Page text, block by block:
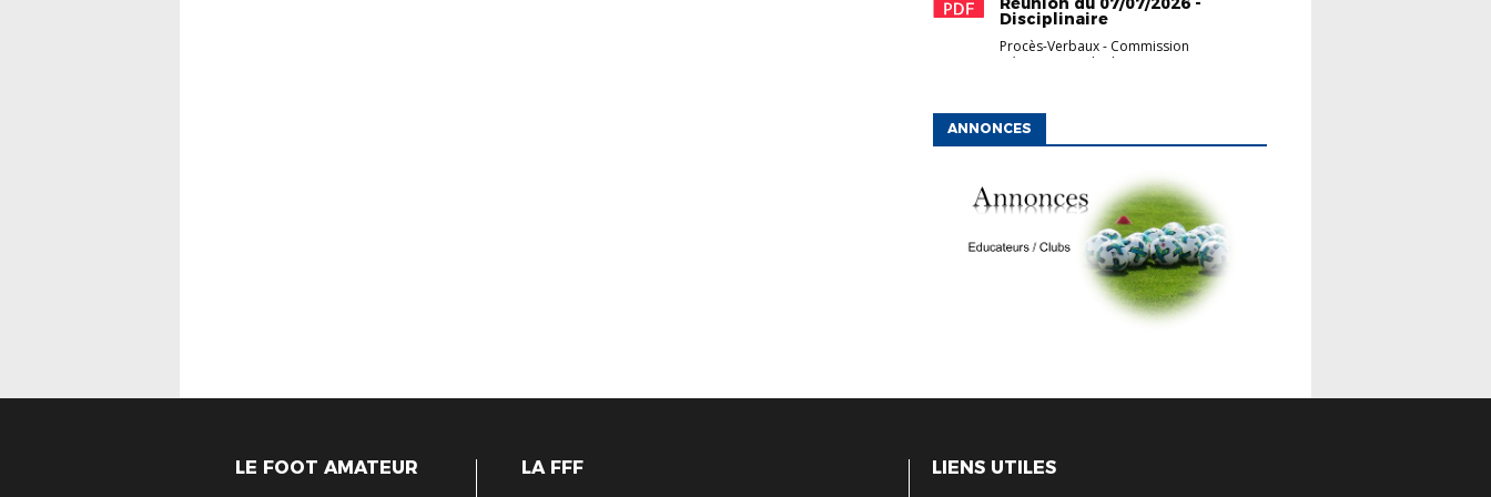
Disciplinaire
Procès-Verbaux- Commission
Départementale d'App...
ANNONCES
LE FOOT AMATEUR
LA FFF LIENS UTILES